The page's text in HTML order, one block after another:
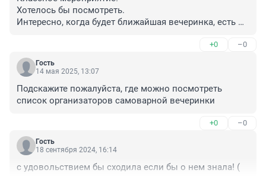
Хотелось бы посмотреть.
Интересно, когда будет ближайшая вечеринка, есть
+0 –0
Гость
14 мая 2025, 13:07
Подскажите пожалуйста, где можно посмотреть
список организаторов самоварной вечеринки
+0 –0
Гость
18 сентября 2024, 16:14
с удовольствием бы сходила если бы о нем знала! (